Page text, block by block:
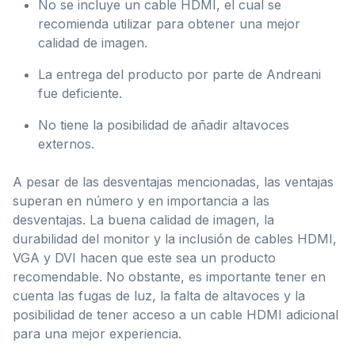
No se incluye un cable HDMI, el cual se
recomienda utilizar para obtener una mejor
calidad de imagen.
La entrega del producto por parte de Andreani
fue deficiente.
No tiene la posibilidad de añadir altavoces
externos.
A pesar de las desventajas mencionadas, las ventajas
superan en número y en importancia a las
desventajas. La buena calidad de imagen, la
durabilidad del monitor y la inclusión de cables HDMI,
VGA y DVI hacen que este sea un producto
recomendable. No obstante, es importante tener en
cuenta las fugas de luz, la falta de altavoces y la
posibilidad de tener acceso a un cable HDMI adicional
para una mejor experiencia.